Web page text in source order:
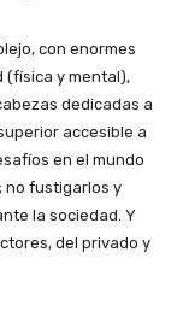
con enormes
(física y mental),
dedicadas a
accesible a
en el mundo
no fustigarlos y
la sociedad. Y
del privado y